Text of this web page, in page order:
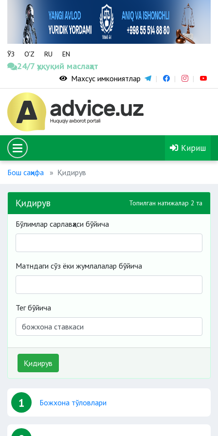
ЎЗ O‘Z RU EN
24/7 ҳуқуқий маслаҳат
Махсус имкониятлар
Кириш
Бош саҳифа Қидирув
Қидирув Топилган натижалар 2 та
Бўлимлар сарлавҳаси бўйича
Матндаги сўз ёки жумлалалар бўйича
Тег бўйича
Қидирув
1 Божхона тўловлари